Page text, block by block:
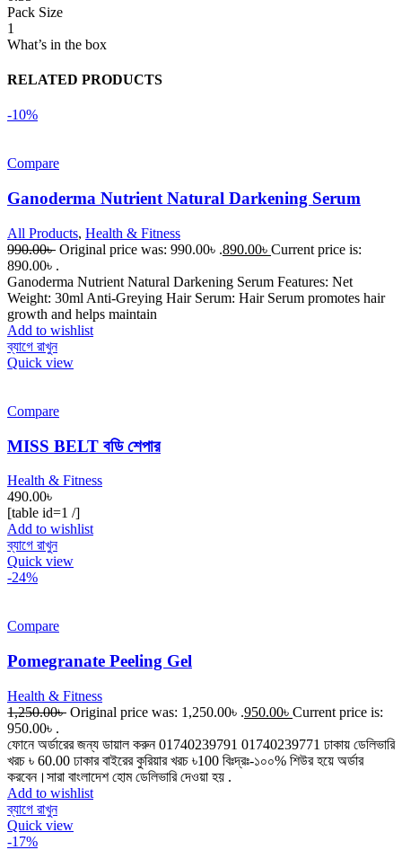
Pack Size
1
What’s in the box
RELATED PRODUCTS
-10%
Compare
Ganoderma Nutrient Natural Darkening Serum
All Products, Health & Fitness
990.00৳ Original price was: 990.00৳ .890.00৳ Current price is:
890.00৳ .
Ganoderma Nutrient Natural Darkening Serum Features: Net
Weight: 30ml Anti-Greying Hair Serum: Hair Serum promotes hair
growth and helps maintain
Add to wishlist
ব্যাগে রাখুন
Quick view
Compare
MISS BELT বডি শেপার
Health & Fitness
490.00৳
[table id=1 /]
Add to wishlist
ব্যাগে রাখুন
Quick view
-24%
Compare
Pomegranate Peeling Gel
Health & Fitness
1,250.00৳ Original price was: 1,250.00৳ .950.00৳ Current price is:
950.00৳ .
ফোনে অর্ডারের জন্য ডায়াল করুন 01740239791 01740239771 ঢাকায় ডেলিভারি
খরচ ৳ 60.00 ঢাকার বাইরের কুরিয়ার খরচ ৳100 বিঃদ্রঃ-১০০% শিউর হয়ে অর্ডার
করবেন।সারা বাংলাদেশ হোম ডেলিভারি দেওয়া হয় .
Add to wishlist
ব্যাগে রাখুন
Quick view
-17%